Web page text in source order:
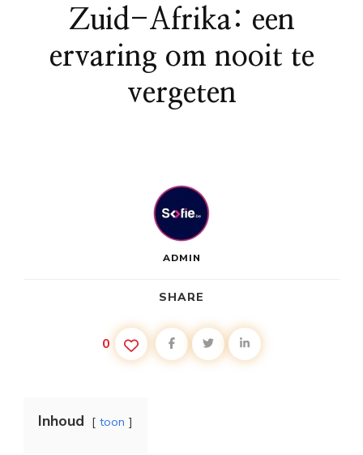
Zuid-Afrika: een
ervaring om nooit te
vergeten
ADMIN
SHARE
0
Inhoud toon